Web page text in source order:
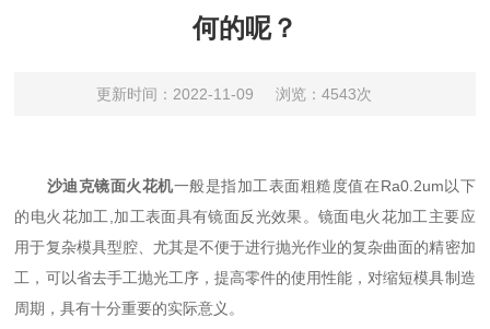
何的呢？
更新时间：2022-11-09 浏览：4543次
沙迪克镜面火花机一般是指加工表面粗糙度值在Ra0.2um以下
的电火花加工,加工表面具有镜面反光效果。镜面电火花加工主要应
用于复杂模具型腔、尤其是不便于进行抛光作业的复杂曲面的精密加
工，可以省去手工抛光工序，提高零件的使用性能，对缩短模具制造
周期，具有十分重要的实际意义。